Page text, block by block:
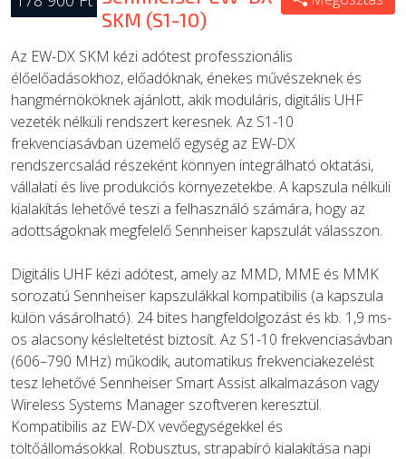
SKM (S1-10)
Az EW-DX SKM kézi adótest professzionális
élőelőadásokhoz, előadóknak, énekes művészeknek és
hangmérnököknek ajánlott, akik moduláris, digitális UHF
vezeték nélküli rendszert keresnek. Az S1-10
frekvenciasávban üzemelő egység az EW-DX
rendszercsalád részeként könnyen integrálható oktatási,
vállalati és live produkciós környezetekbe. A kapszula nélküli
kialakítás lehetővé teszi a felhasználó számára, hogy az
adottságoknak megfelelő Sennheiser kapszulát válasszon.
Digitális UHF kézi adótest, amely az MMD, MME és MMK
sorozatú Sennheiser kapszulákkal kompatibilis (a kapszula
külön vásárolható). 24 bites hangfeldolgozást és kb. 1,9 ms-
os alacsony késleltetést biztosít. Az S1-10 frekvenciasávban
(606–790 MHz) működik, automatikus frekvenciakezelést
tesz lehetővé Sennheiser Smart Assist alkalmazáson vagy
Wireless Systems Manager szoftveren keresztül.
Kompatibilis az EW-DX vevőegységekkel és
töltőállomásokkal. Robusztus, strapabíró kialakítása napi